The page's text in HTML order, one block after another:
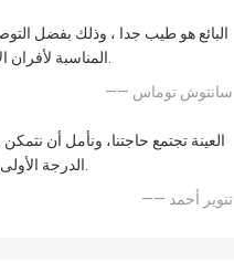
البائع هو طيب جدا ، وذلك بفضل
المناسبة لأفران الأسمنت لدينا.
—— سانتوش توماس
العينة تجتمع حاجتنا، ونأمل أن
الدرجة الأولى لدينا بسرعة.
—— تنوير أحمد